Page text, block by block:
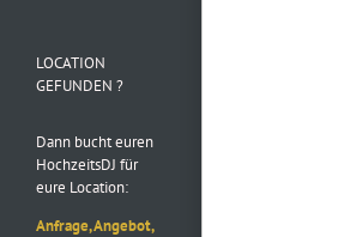
LOCATION
GEFUNDEN ?
Dann bucht euren
HochzeitsDJ für
eure Location:
Anfrage, Angebot,